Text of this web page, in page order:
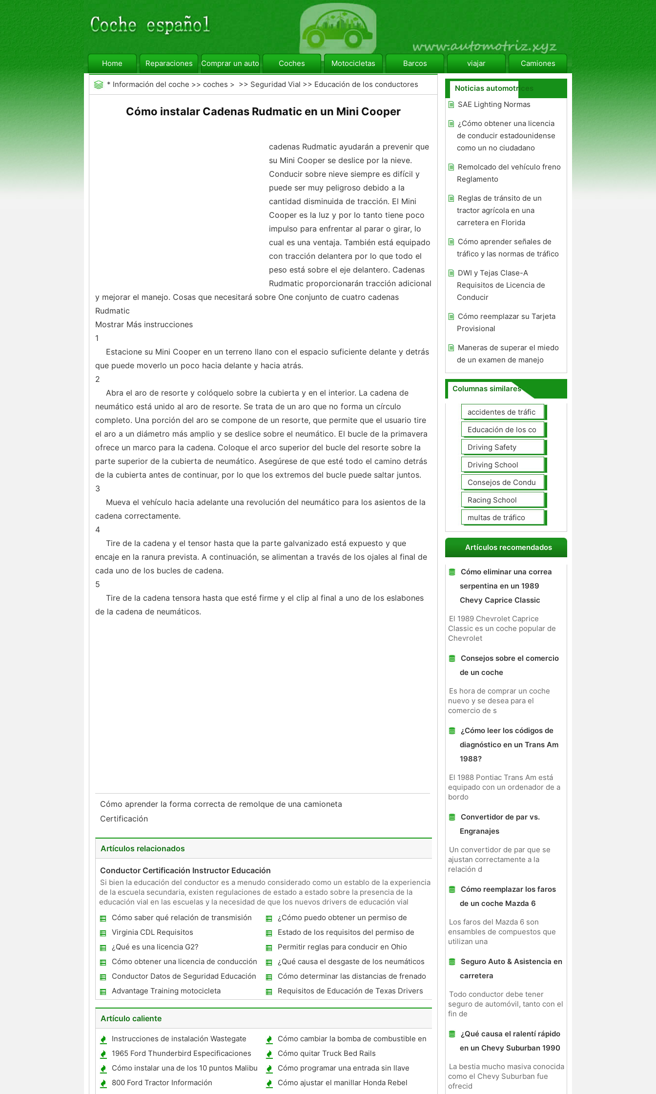
Home Reparaciones Comprar un automóvil Coches Motocicletas Barcos viajar Camiones
* Información del coche >> coches > >> Seguridad Vial >> Educación de los conductores
Cómo instalar Cadenas Rudmatic en un Mini Cooper
cadenas Rudmatic ayudarán a prevenir que
su Mini Cooper se deslice por la nieve.
Conducir sobre nieve siempre es difícil y
puede ser muy peligroso debido a la
cantidad disminuida de tracción. El Mini
Cooper es la luz y por lo tanto tiene poco
impulso para enfrentar al parar o girar, lo
cual es una ventaja. También está equipado
con tracción delantera por lo que todo el
peso está sobre el eje delantero. Cadenas
Rudmatic proporcionarán tracción adicional
y mejorar el manejo. Cosas que necesitará sobre One conjunto de cuatro cadenas
Rudmatic
Mostrar Más instrucciones
1
Estacione su Mini Cooper en un terreno llano con el espacio suficiente delante y detrás
que puede moverlo un poco hacia delante y hacia atrás.
2
Abra el aro de resorte y colóquelo sobre la cubierta y en el interior. La cadena de
neumático está unido al aro de resorte. Se trata de un aro que no forma un círculo
completo. Una porción del aro se compone de un resorte, que permite que el usuario tire
el aro a un diámetro más amplio y se deslice sobre el neumático. El bucle de la primavera
ofrece un marco para la cadena. Coloque el arco superior del bucle del resorte sobre la
parte superior de la cubierta de neumático. Asegúrese de que esté todo el camino detrás
de la cubierta antes de continuar, por lo que los extremos del bucle puede saltar juntos.
3
Mueva el vehículo hacia adelante una revolución del neumático para los asientos de la
cadena correctamente.
4
Tire de la cadena y el tensor hasta que la parte galvanizado está expuesto y que
encaje en la ranura prevista. A continuación, se alimentan a través de los ojales al final de
cada uno de los bucles de cadena.
5
Tire de la cadena tensora hasta que esté firme y el clip al final a uno de los eslabones
de la cadena de neumáticos.
Cómo aprender la forma correcta de remolque de una camioneta
Certificación
Artículos relacionados
Conductor Certificación Instructor Educación
Si bien la educación del conductor es a menudo considerado como un establo de la experiencia
de la escuela secundaria, existen regulaciones de estado a estado sobre la presencia de la
educación vial en las escuelas y la necesidad de que los nuevos drivers de educación vial
Cómo saber qué relación de transmisión
que tengo
¿Cómo puedo obtener un permiso de
aprendizaje por aprender en el hogar?
Virginia CDL Requisitos
Estado de los requisitos del permiso de
conducir de Texas
¿Qué es una licencia G2?
Permitir reglas para conducir en Ohio
Cómo obtener una licencia de conducción
Delaware
¿Qué causa el desgaste de los neumáticos
fuera de un remolque del barco?
Conductor Datos de Seguridad Educación
Cómo determinar las distancias de frenado
de coches
Advantage Training motocicleta Requisitos de Educación de Texas Drivers
Artículo caliente
Instrucciones de instalación Wastegate
externos
Cómo cambiar la bomba de combustible en
un camión de Chevy '93
1965 Ford Thunderbird Especificaciones
Cómo quitar Truck Bed Rails
Cómo instalar una de los 10 puntos Malibu
Jaula
Cómo programar una entrada sin llave
Chevy Astro
800 Ford Tractor Información
Cómo ajustar el manillar Honda Rebel
Noticias automotrices
SAE Lighting Normas
¿Cómo obtener una licencia
de conducir estadounidense
como un no ciudadano
Remolcado del vehículo freno
Reglamento
Reglas de tránsito de un
tractor agrícola en una
carretera en Florida
Cómo aprender señales de
tráfico y las normas de tráfico
DWI y Tejas Clase-A
Requisitos de Licencia de
Conducir
Cómo reemplazar su Tarjeta
Provisional
Maneras de superar el miedo
de un examen de manejo
Columnas similares
accidentes de tráfico
Educación de los conductores
Driving Safety
Driving School
Consejos de Conducción
Racing School
multas de tráfico
Artículos recomendados
Cómo eliminar una correa
serpentina en un 1989
Chevy Caprice Classic
El 1989 Chevrolet Caprice
Classic es un coche popular de
Chevrolet
Consejos sobre el comercio
de un coche
Es hora de comprar un coche
nuevo y se desea para el
comercio de s
¿Cómo leer los códigos de
diagnóstico en un Trans Am
1988?
El 1988 Pontiac Trans Am está
equipado con un ordenador de a
bordo
Convertidor de par vs.
Engranajes
Un convertidor de par que se
ajustan correctamente a la
relación d
Cómo reemplazar los faros
de un coche Mazda 6
Los faros del Mazda 6 son
ensambles de compuestos que
utilizan una
Seguro Auto & Asistencia en
carretera
Todo conductor debe tener
seguro de automóvil, tanto con el
fin de
¿Qué causa el ralentí rápido
en un Chevy Suburban 1990
La bestia mucho masiva conocida
como el Chevy Suburban fue
ofrecid